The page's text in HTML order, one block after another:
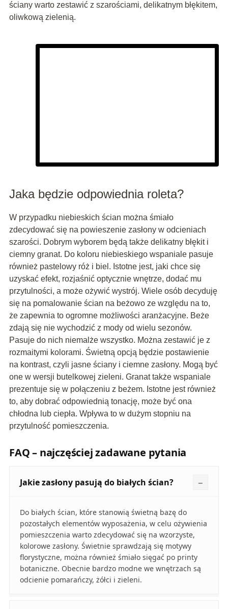
ściany warto zestawić z szarościami, delikatnym błękitem,
oliwkową zielenią.
Jaka będzie odpowiednia roleta?
W przypadku niebieskich ścian można śmiało
zdecydować się na powieszenie zasłony w odcieniach
szarości. Dobrym wyborem będą także delikatny błękit i
ciemny granat. Do koloru niebieskiego wspaniale pasuje
również pastelowy róż i biel. Istotne jest, jaki chce się
uzyskać efekt, rozjaśnić optycznie wnętrze, dodać mu
przytulności, a może ożywić wystrój. Wiele osób decyduję
się na pomalowanie ścian na beżowo ze względu na to,
że zapewnia to ogromne możliwości aranżacyjne. Beże
zdają się nie wychodzić z mody od wielu sezonów.
Pasuje do nich niemalże wszystko. Można zestawić je z
rozmaitymi kolorami. Świetną opcją będzie postawienie
na kontrast, czyli jasne ściany i ciemne zasłony. Mogą być
one w wersji butelkowej zieleni. Granat także wspaniale
prezentuje się w połączeniu z beżem. Istotne jest również
to, aby dobrać odpowiednią tonację, może być ona
chłodna lub ciepła. Wpływa to w dużym stopniu na
przytulność pomieszczenia.
FAQ – najczęściej zadawane pytania
Jakie zasłony pasują do białych ścian?
Do białych ścian, które stanowią świetną bazę do
pozostałych elementów wyposażenia, w celu ożywienia
pomieszczenia warto zdecydować się na wzorzyste,
kolorowe zasłony. Świetnie sprawdzają się motywy
florystyczne, można również śmiało sięgać po printy
botaniczne. Obecnie bardzo modne we wnętrzach są
odcienie pomarańczy, żółci i zieleni.